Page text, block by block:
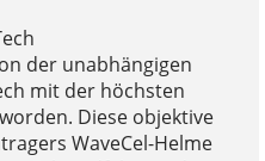
der unabhängigen
mit der höchsten
Diese objektive
WaveCel-Helme